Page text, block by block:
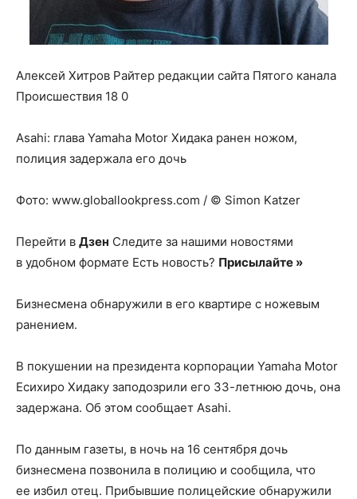
Алексей Хитров Райтер редакции сайта Пятого канала
Происшествия 18 0
Asahi: глава Yamaha Motor Хидака ранен ножом,
полиция задержала его дочь
Фото: www.globallookpress.com / © Simon Katzer
Перейти в Дзен Следите за нашими новостями
в удобном формате Есть новость? Присылайте »
Бизнесмена обнаружили в его квартире с ножевым
ранением.
В покушении на президента корпорации Yamaha Motor
Есихиро Хидаку заподозрили его 33-летнюю дочь, она
задержана. Об этом сообщает Asahi.
По данным газеты, в ночь на 16 сентября дочь
бизнесмена позвонила в полицию и сообщила, что
ее избил отец. Прибывшие полицейские обнаружили